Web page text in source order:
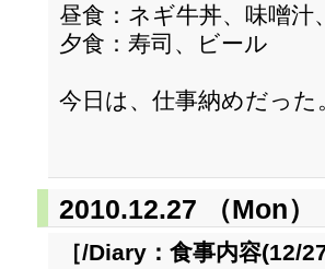
昼食：ネギ牛丼、味噌汁
夕食：寿司、ビール
今日は、仕事納めだった
2010.12.27 （Mon）
［/Diary： 食事内容(12/